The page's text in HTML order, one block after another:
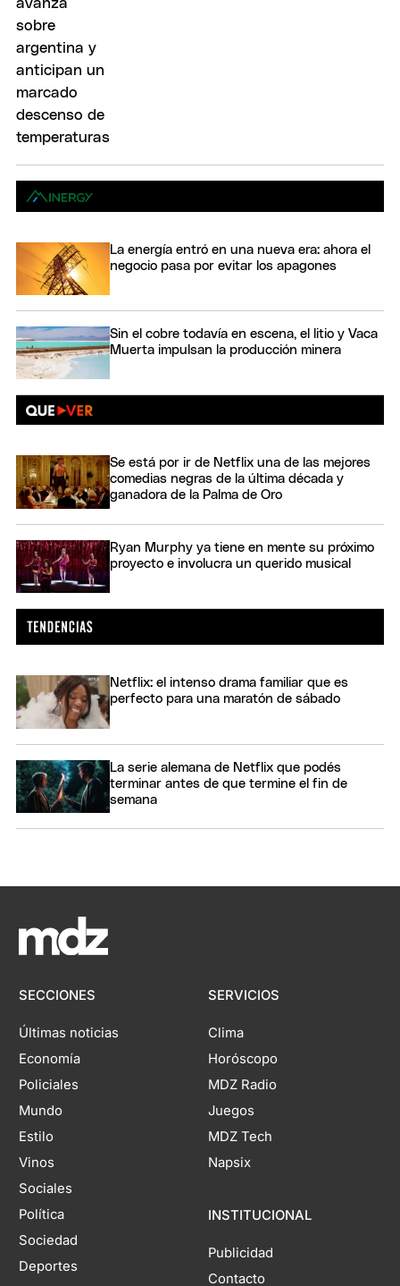
La energía entró en una nueva era: ahora el
negocio pasa por evitar los apagones
Sin el cobre todavía en escena, el litio y Vaca
Muerta impulsan la producción minera
Se está por ir de Netflix una de las mejores
comedias negras de la última década y
ganadora de la Palma de Oro
Ryan Murphy ya tiene en mente su próximo
proyecto e involucra un querido musical
Netflix: el intenso drama familiar que es
perfecto para una maratón de sábado
La serie alemana de Netflix que podés
terminar antes de que termine el fin de
semana
SECCIONES
Últimas noticias
Economía
Policiales
Mundo
Estilo
Vinos
Sociales
Política
Sociedad
Deportes
SERVICIOS
Clima
Horóscopo
MDZ Radio
Juegos
MDZ Tech
Napsix
INSTITUCIONAL
Publicidad
Contacto